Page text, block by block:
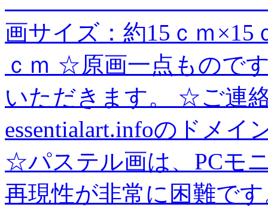
画サイズ：約15ｃｍ
ｃｍ ☆原画一点もので
いただきます。 ☆ご連
essentialart.infoのドメ
☆パステル画は、PCモ
再現性が非常に困難で